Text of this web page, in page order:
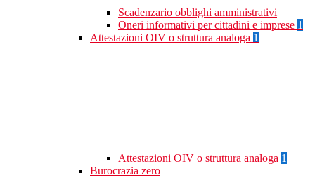
Scadenzario obblighi amministrativi
Oneri informativi per cittadini e imprese 1
Attestazioni OIV o struttura analoga 1
Attestazioni OIV o struttura analoga 1
Burocrazia zero